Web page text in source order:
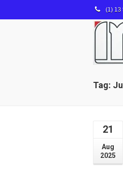
(1) 13
Tag:
21
Aug
2025